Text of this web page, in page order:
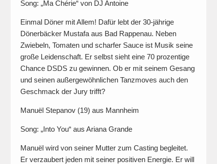
Song: „Ma Chérie“ von DJ Antoine
Einmal Döner mit Allem! Dafür lebt der 30-jährige
Dönerbäcker Mustafa aus Bad Rappenau. Neben
Zwiebeln, Tomaten und scharfer Sauce ist Musik seine
große Leidenschaft. Er selbst sieht eine 70 prozentige
Chance DSDS zu gewinnen. Ob er mit seinem Gesang
und seinen außergewöhnlichen Tanzmoves auch den
Geschmack der Jury trifft?
Manuël Stepanov (19) aus Mannheim
Song: „Into You“ aus Ariana Grande
Manuël wird von seiner Mutter zum Casting begleitet.
Er verzaubert jeden mit seiner positiven Energie. Er will